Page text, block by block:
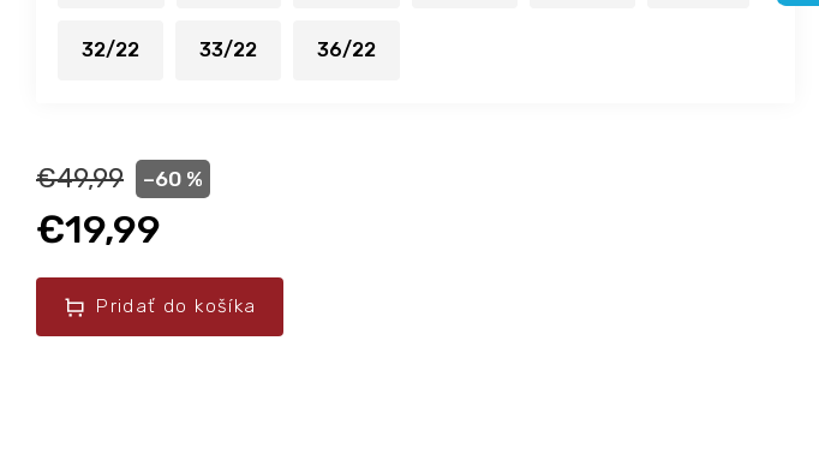
€49,99 –60 %
€19,99
Pridať do košíka
32/22 33/22 36/22